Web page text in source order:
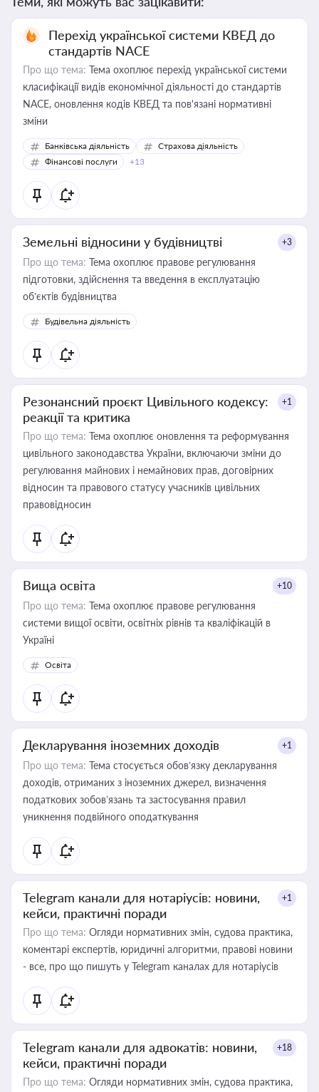
Перехід української системи КВЕД до
стандартів NACE
Про що тема: Тема охоплює перехід української системи
класифікації видів економічної діяльності до стандартів
NACE, оновлення кодів КВЕД та пов'язані нормативні
зміни
Банківська діяльність
Страхова діяльність
Фінансові послуги
+13
Земельні відносини у будівництві +3
Про що тема: Тема охоплює правове регулювання
підготовки, здійснення та введення в експлуатацію
об’єктів будівництва
Будівельна діяльність
Резонансний проєкт Цивільного кодексу:
реакції та критика
+1
Про що тема: Тема охоплює оновлення та реформування
цивільного законодавства України, включаючи зміни до
регулювання майнових і немайнових прав, договірних
відносин та правового статусу учасників цивільних
правовідносин
Вища освіта +10
Про що тема: Тема охоплює правове регулювання
системи вищої освіти, освітніх рівнів та кваліфікацій в
Україні
Освіта
Декларування іноземних доходів +1
Про що тема: Тема стосується обов’язку декларування
доходів, отриманих з іноземних джерел, визначення
податкових зобов’язань та застосування правил
уникнення подвійного оподаткування
Telegram канали для нотаріусів: новини,
кейси, практичні поради
+1
Про що тема: Огляди нормативних змін, судова практика,
коментарі експертів, юридичні алгоритми, правові новини
- все, про що пишуть у Telegram каналах для нотаріусів
Telegram канали для адвокатів: новини,
кейси, практичні поради
+18
Про що тема: Огляди нормативних змін, судова практика,